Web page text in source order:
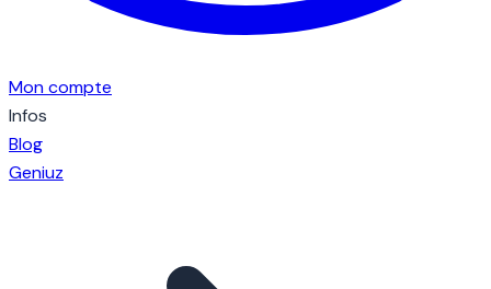
Mon compte
Infos
Blog
Geniuz